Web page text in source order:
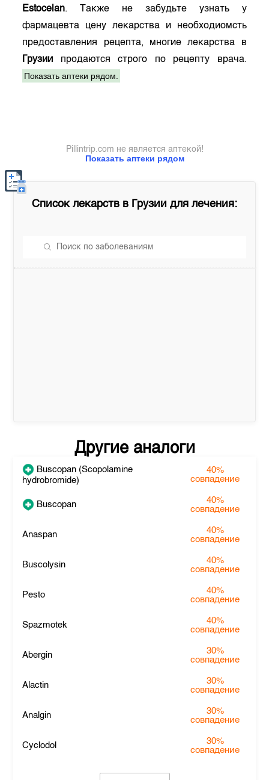
Estocelan. Также не забудьте узнать у
фармацевта цену лекарства и необходиомсть
предоставления рецепта, многие лекарства в
Грузии продаются строго по рецепту врача.
Показать аптеки рядом.
Показать аптеки рядом
Pillintrip.com не является аптекой!
Список лекарств в Грузии для лечения:
Другие аналоги
Buscopan (Scopolamine
hydrobromide)
40%
совпадение
Buscopan
40%
совпадение
Anaspan
40%
совпадение
Buscolysin
40%
совпадение
Pesto
40%
совпадение
Spazmotek
40%
совпадение
Abergin
30%
совпадение
Alactin
30%
совпадение
Analgin
30%
совпадение
Cyclodol
30%
совпадение